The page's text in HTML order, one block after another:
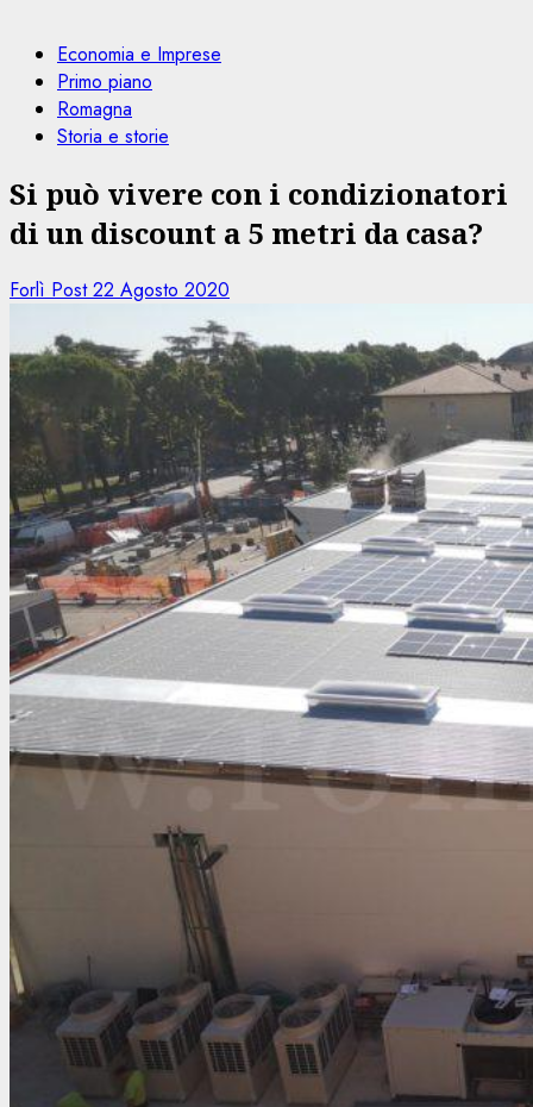
Economia e Imprese
Primo piano
Romagna
Storia e storie
Si può vivere con i condizionatori
di un discount a 5 metri da casa?
Forlì Post22 Agosto 2020